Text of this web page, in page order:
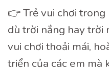
👉 Trẻ vui chơi
dù trời nắng hay trời
vui chơi thoải mái,
triển của các em mà